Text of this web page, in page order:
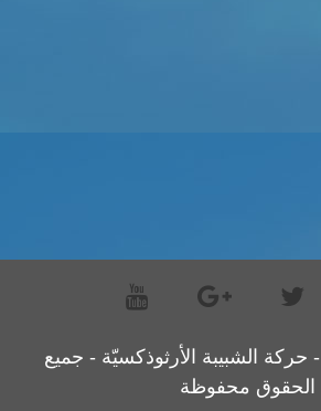
© 2008 - 2019 - حركة الشبيبة الأرثوذكسيّة - جميع
الحقوق محفوظة